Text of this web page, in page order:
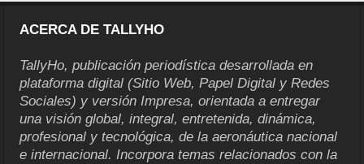
ACERCA DE TALLYHO
TallyHo, publicación periodística desarrollada en
plataforma digital (Sitio Web, Papel Digital y Redes
Sociales) y versión Impresa, orientada a entregar
una visión global, integral, entretenida, dinámica,
profesional y tecnológica, de la aeronáutica nacional
e internacional. Incorpora temas relacionados con la